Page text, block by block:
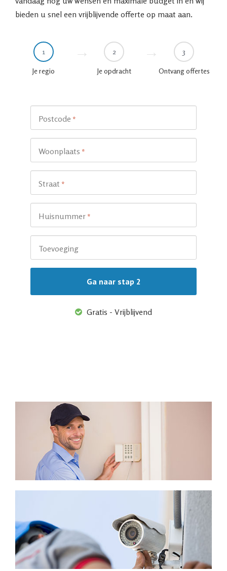
bieden u snel een vrijblijvende offerte op maat aan.
1
Je regio
2
Je opdracht
3
Ontvang offertes
Postcode *
Woonplaats *
Straat *
Huisnummer *
Toevoeging
Gratis - Vrijblijvend